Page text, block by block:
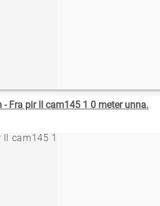
Fra pir II cam145 1 0 meter unna.